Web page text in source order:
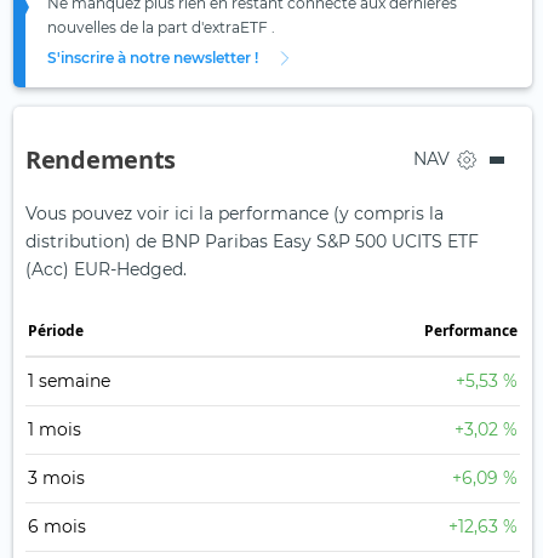
nouvelles de la part d'extraETF .
S'inscrire à notre newsletter !
Rendements NAV
Vous pouvez voir ici la performance (y compris la
distribution) de BNP Paribas Easy S&P 500 UCITS ETF
(Acc) EUR-Hedged.
Période Performance
1 semaine +5,53 %
1 mois +3,02 %
3 mois +6,09 %
6 mois +12,63 %